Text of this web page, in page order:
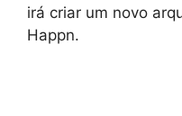
irá criar um novo
Happn.